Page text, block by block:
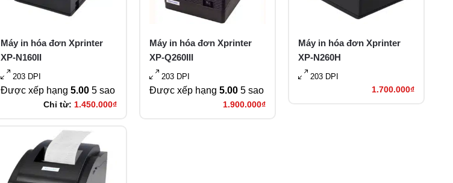
Máy in hóa đơn Xprinter
XP-N160II
203 DPI
Được xếp hạng5.00 5 sao
Chỉ từ:1.450.000₫
Máy in hóa đơn Xprinter
XP-Q260III
203 DPI
Được xếp hạng5.00 5 sao
1.900.000₫
Máy in hóa đơn Xprinter
XP-N260H
203 DPI
1.700.000₫